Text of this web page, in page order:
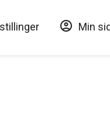
account_circle Min